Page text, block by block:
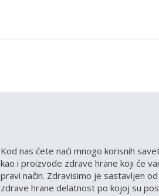
Kod nas ćete naći mnogo korisnih
kao i proizvode zdrave hrane koji će
pravi način. Zdravisimo je sastavljen
zdrave hrane delatnost po kojoj su